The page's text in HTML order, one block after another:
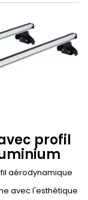
profil
aérodynamique
avec l'esthétique